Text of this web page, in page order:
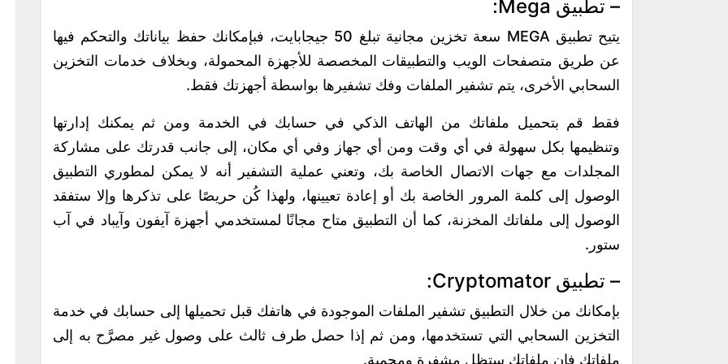
– تطبيق Mega:
يتيح تطبيق MEGA سعة تخزين مجانية تبلغ 50 جيجابايت، فبإمكانك حفظ بياناتك والتحكم فيها
عن طريق متصفحات الويب والتطبيقات المخصصة للأجهزة المحمولة، وبخلاف خدمات التخزين
السحابي الأخرى، يتم تشفير الملفات وفك تشفيرها بواسطة أجهزتك فقط.
فقط قم بتحميل ملفاتك من الهاتف الذكي في حسابك في الخدمة ومن ثم يمكنك إدارتها
وتنظيمها بكل سهولة في أي وقت ومن أي جهاز وفي أي مكان، إلى جانب قدرتك على مشاركة
المجلدات مع جهات الاتصال الخاصة بك، وتعني عملية التشفير أنه لا يمكن لمطوري التطبيق
الوصول إلى كلمة المرور الخاصة بك أو إعادة تعيينها، ولهذا كُن حريصًا على تذكرها وإلا ستفقد
الوصول إلى ملفاتك المخزنة، كما أن التطبيق متاح مجانًا لمستخدمي أجهزة آيفون وآيباد في آب
ستور.
– تطبيق Cryptomator:
بإمكانك من خلال التطبيق تشفير الملفات الموجودة في هاتفك قبل تحميلها إلى حسابك في خدمة
التخزين السحابي التي تستخدمها، ومن ثم إذا حصل طرف ثالث على وصول غير مصرَّح به إلى
ملفاتك فإن ملفاتك ستظل مشفرة ومحمية.